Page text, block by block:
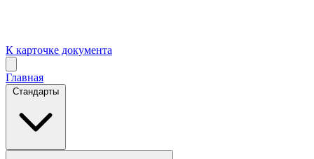
К карточке документа
Главная
Стандарты